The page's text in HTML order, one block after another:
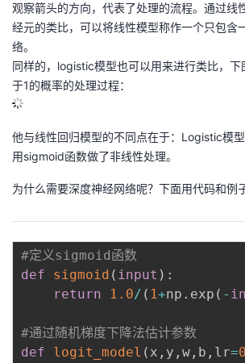
观察箭头的方向，代表了处理的流程。通过线
经元的类比，可以将线性模型称作一个只包含
络。
同样的，logistic模型也可以用来进行类比，
于1的概率的处理过程：
他与线性回归模型的不同点在于：Logistic模
用sigmoid函数做了非线性处理。
为什么需要深度神经网络呢？下面用代码和例
#定义sigmoid函数
def
sigmoid ( input ) :
return
1.0/ ( 1+np . exp ( -
#通过随机梯度下降法估计参数
def
logit_model ( x , y , w , b , lr=